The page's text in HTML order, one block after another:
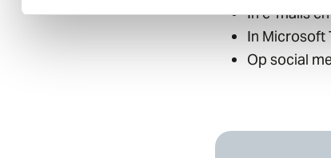
In e-mails
In Microsoft
Op social